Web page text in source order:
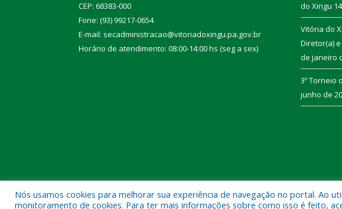
CEP: 68383-000
Fone: (93) 99217-0654
E-mail: secadministracao@vitoriadoxingu.pa.gov.br
Horário de atendimento: 08:00-14:00 hs (seg a sex)
do Xingu
Vitória do
Diretor(a)
de janeiro
3º Torneio
junho de
Todos os direitos reservados a Prefeitura Municipal de Vitória do Xingu.
Nós usamos cookies para melhorar sua experiência de navegação no portal. Ao
monitoramento de cookies. Para ter mais informações sobre como isso é feito,